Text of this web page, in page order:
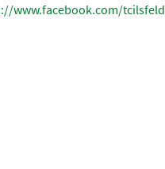
www.facebook.com/tcilsfeld